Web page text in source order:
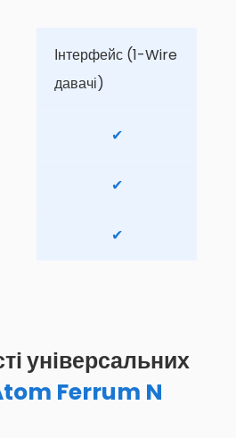
Інтерфейс (1-Wire
давачі)
✔
✔
✔
універсальних
Ferrum N